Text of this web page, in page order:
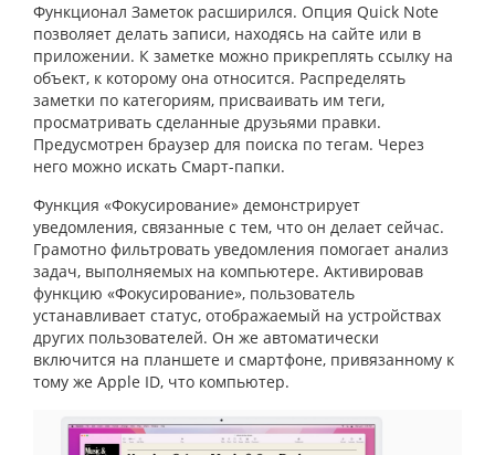
Функционал Заметок расширился. Опция Quick Note
позволяет делать записи, находясь на сайте или в
приложении. К заметке можно прикреплять ссылку на
объект, к которому она относится. Распределять
заметки по категориям, присваивать им теги,
просматривать сделанные друзьями правки.
Предусмотрен браузер для поиска по тегам. Через
него можно искать Смарт-папки.
Функция «Фокусирование» демонстрирует
уведомления, связанные с тем, что он делает сейчас.
Грамотно фильтровать уведомления помогает анализ
задач, выполняемых на компьютере. Активировав
функцию «Фокусирование», пользователь
устанавливает статус, отображаемый на устройствах
других пользователей. Он же автоматически
включится на планшете и смартфоне, привязанному к
тому же Apple ID, что компьютер.